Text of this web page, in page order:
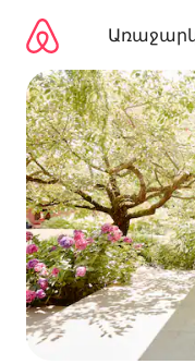
բովանդակությանը